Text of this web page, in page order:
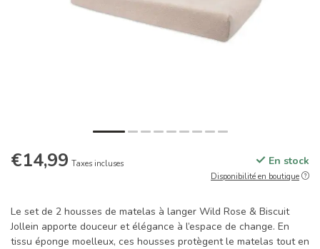
€14,99 Taxes incluses En stock
Disponibilité en boutique
Le set de 2 housses de matelas à langer Wild Rose & Biscuit
Jollein apporte douceur et élégance à l’espace de change. En
tissu éponge moelleux, ces housses protègent le matelas tout en